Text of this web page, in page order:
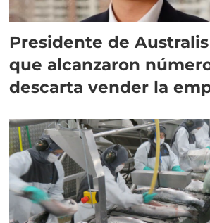
Presidente de
que alcanzaron
descarta vender la